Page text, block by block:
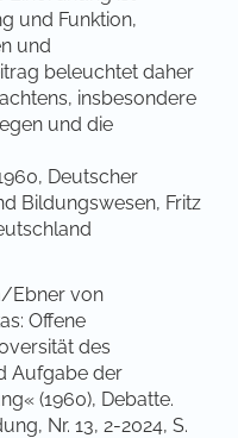
und Funktion,
und
beleuchtet daher
insbesondere
und die
Deutscher
Bildungswesen, Fritz
Ebner von
Offene
des
Aufgabe der
(1960), Debatte.
Nr. 13, 2-2024, S.